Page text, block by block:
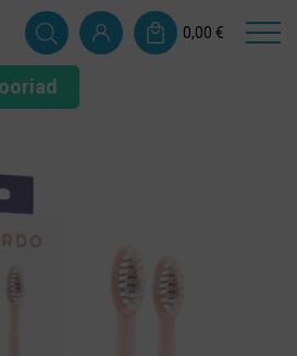
0,00 €